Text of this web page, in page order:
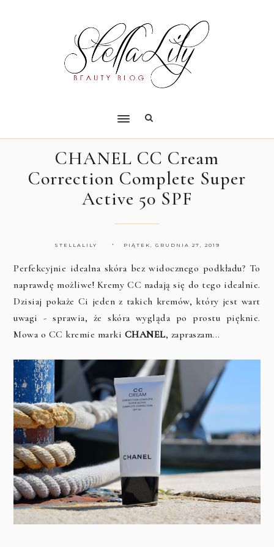
CHANEL CC Cream
Correction Complete Super
Active 50 SPF
STELLALILY PIĄTEK, GRUDNIA 27, 2019
Perfekcyjnie idealna skóra bez widocznego podkładu? To
naprawdę możliwe! Kremy CC nadają się do tego idealnie.
Dzisiaj pokaże Ci jeden z takich kremów, który jest wart
uwagi - sprawia, że skóra wygląda po prostu pięknie.
Mowa o CC kremie marki CHANEL, zapraszam...